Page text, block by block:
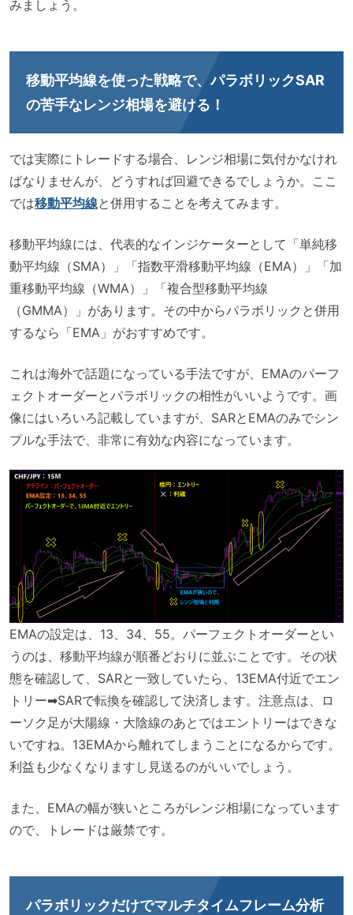
みましょう。
移動平均線を使った戦略で、パラボリックSAR
の苦手なレンジ相場を避ける！
では実際にトレードする場合、レンジ相場に気付かなけれ
ばなりませんが、どうすれば回避できるでしょうか。ここ
では移動平均線と併用することを考えてみます。
移動平均線には、代表的なインジケーターとして「単純移
動平均線（SMA）」「指数平滑移動平均線（EMA）」「加
重移動平均線（WMA）」「複合型移動平均線
（GMMA）」があります。その中からパラボリックと併用
するなら「EMA」がおすすめです。
これは海外で話題になっている手法ですが、EMAのパーフ
ェクトオーダーとパラボリックの相性がいいようです。画
像にはいろいろ記載していますが、SARとEMAのみでシン
プルな手法で、非常に有効な内容になっています。
EMAの設定は、13、34、55。パーフェクトオーダーとい
うのは、移動平均線が順番どおりに並ぶことです。その状
態を確認して、SARと一致していたら、13EMA付近でエン
トリー➡SARで転換を確認して決済します。注意点は、ロ
ーソク足が大陽線・大陰線のあとではエントリーはできな
いですね。13EMAから離れてしまうことになるからです。
利益も少なくなりますし見送るのがいいでしょう。
また、EMAの幅が狭いところがレンジ相場になっています
ので、トレードは厳禁です。
パラボリックだけでマルチタイムフレーム分析